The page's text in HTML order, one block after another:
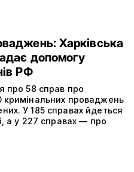
Харківська
допомогу
РФ
про 58 справ про
кримінальних проваджень
У 185 справах йдеться
а у 227 справах — про